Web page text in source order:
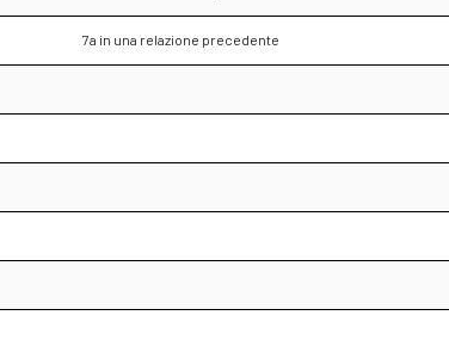
7a in una relazione precedente